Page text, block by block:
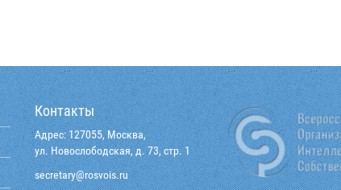
Контакты
Адрес: 127055, Москва,
ул. Новослободская, д. 73, стр. 1
ur.siovsor
@yraterces